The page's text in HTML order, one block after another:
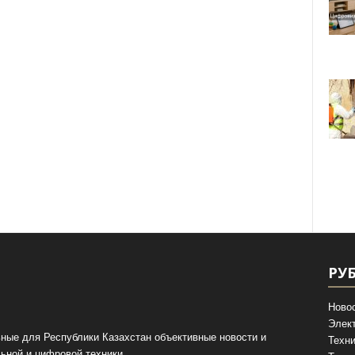
для Республики Казахстан объективные новости и